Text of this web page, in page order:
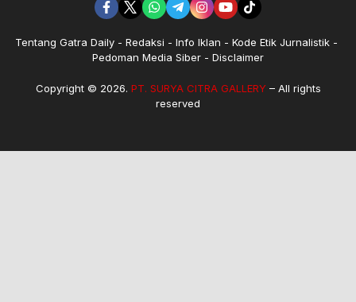
Tentang Gatra Daily Redaksi Info Iklan
Kode Etik Jurnalistik
Pedoman Media Siber
Disclaimer
Copyright © 2026. PT. SURYA CITRA GALLERY– All rights
reserved